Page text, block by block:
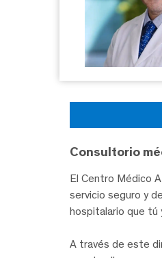
Consultorio
El Centro Médico
servicio seguro y
hospitalario que tú
A través de este